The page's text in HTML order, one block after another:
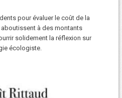
pour évaluer le coût de la
à des montants
solidement la réflexion sur
écologiste.